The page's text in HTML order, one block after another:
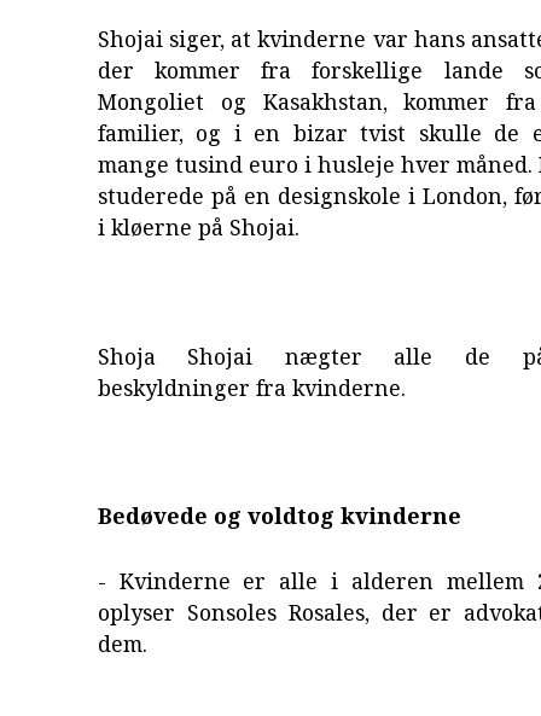
Shojai siger, at kvinderne var hans
der kommer fra forskellige lande
Mongoliet og Kasakhstan, kommer
familier, og i en bizar tvist skulle de
mange tusind euro i husleje hver måned.
studerede på en designskole i London,
i kløerne på Shojai.
Shoja Shojai nægter alle de
beskyldninger fra kvinderne.
Bedøvede og voldtog kvinderne
- Kvinderne er alle i alderen mellem
oplyser Sonsoles Rosales, der er
dem.